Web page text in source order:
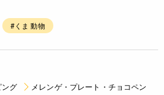
#くま 動物
グ
メレンゲ・プレート・チョコペン